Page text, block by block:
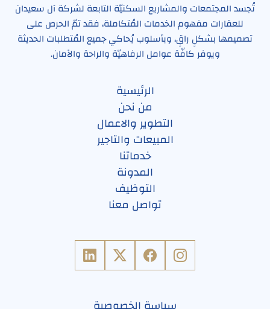
تُجسد المجتمعات والمشاريع السكنيّة التابعة لشركة آل سعيدان
للعقارات مفهوم الخدمات المُتكاملة، فقد تمّ الحرص على
تصميمها بشكلٍ راقٍ، وبأسلوب يُحاكي جميع المُتطلبات الحديثة
ويوفر كافّة عوامل الرفاهيّة والراحة والآمان.
الرئيسية
من نحن
التطوير والاعمال
المبيعات والتاجير
خدماتنا
المدونة
التوظيف
تواصل معنا